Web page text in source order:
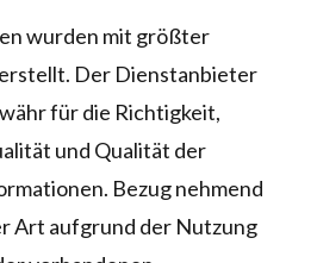
wurden mit größter
Der Dienstanbieter
für die Richtigkeit,
und Qualität der
Bezug nehmend
Art aufgrund der Nutzung